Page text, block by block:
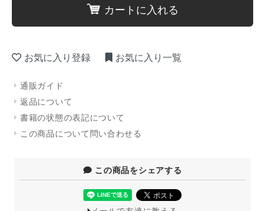
カートに入れる
お気に入り登録 お気に入り一覧
通販ガイド
返品について
書籍の状態の表記について
この商品について問い合わせる
この商品をシェアする